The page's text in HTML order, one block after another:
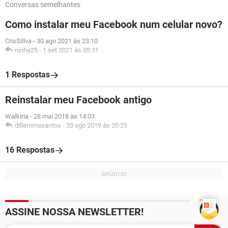
Conversas semelhantes
Como instalar meu Facebook num celular novo?
CrisSillva - 30 ago 2021 às 23:10
ninha25 - 1 set 2021 às 05:31
1 Respostas
Reinstalar meu Facebook antigo
Walkiria - 28 mai 2018 às 14:03
dillemmasantos - 20 ago 2019 às 20:23
16 Respostas
ASSINE NOSSA NEWSLETTER!